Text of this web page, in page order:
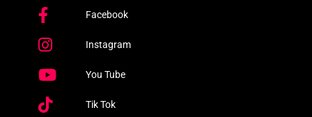
Facebook
Instagram
You Tube
Tik Tok